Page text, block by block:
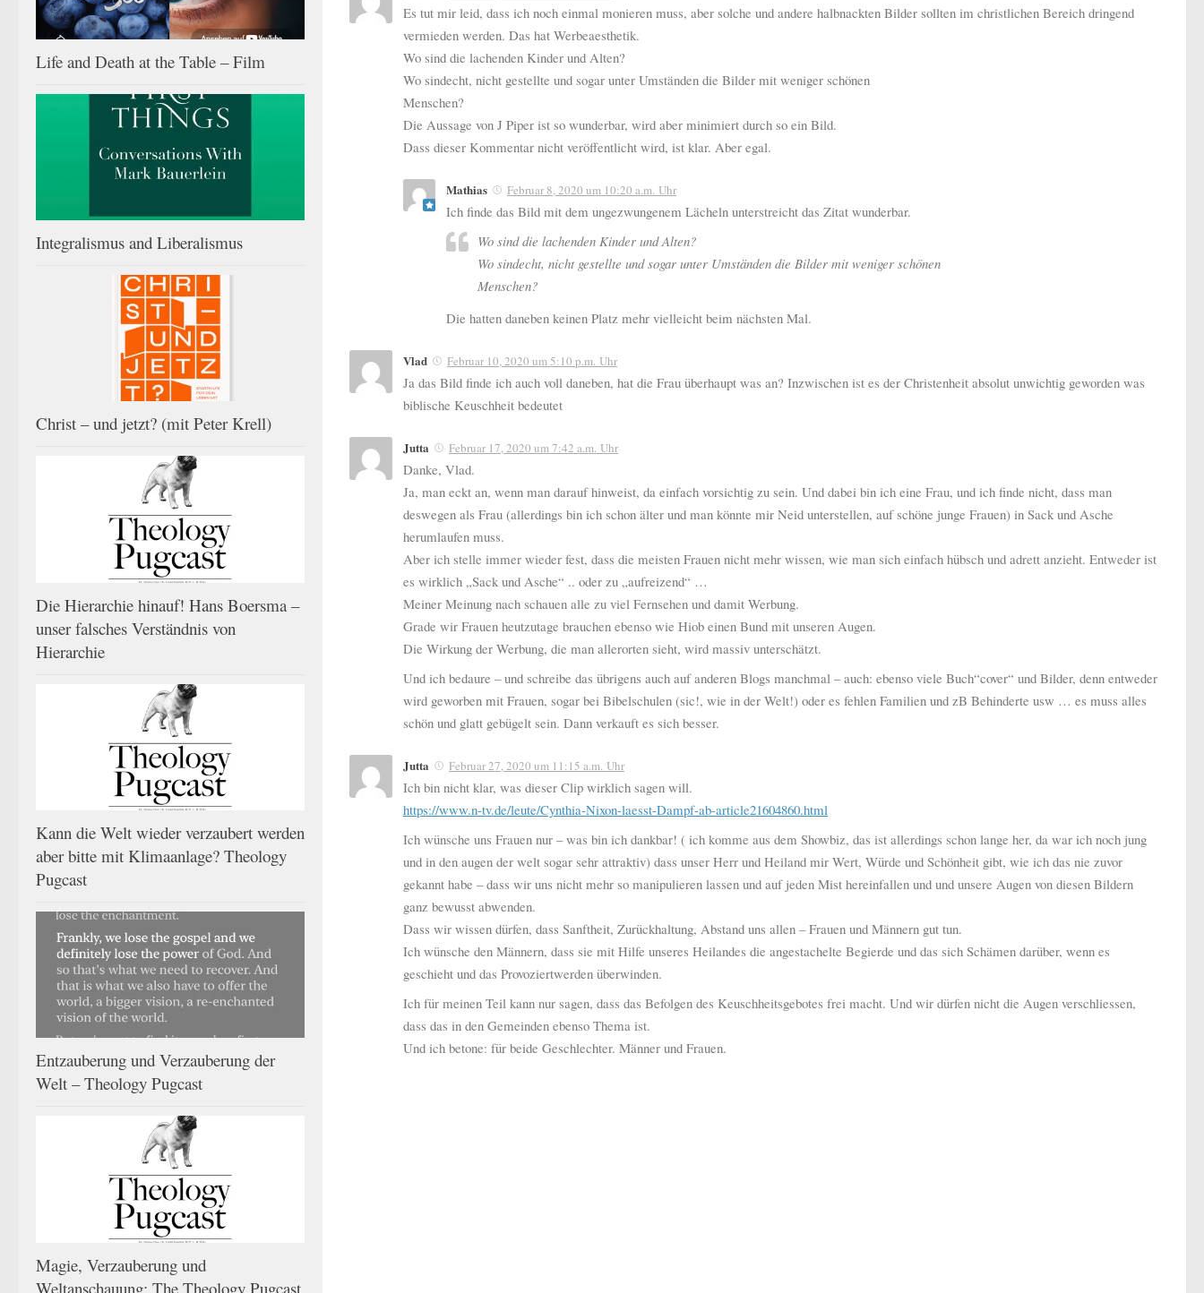
Es tut mir leid, dass ich noch einmal monieren muss, aber solche und andere halbnackten Bilder sollten im christlichen Bereich dringend
vermieden werden. Das hat Werbeaesthetik.
Wo sind die lachenden Kinder und Alten?
Wo sindecht, nicht gestellte und sogar unter Umständen die Bilder mit weniger schönen
Menschen?
Die Aussage von J Piper ist so wunderbar, wird aber minimiert durch so ein Bild.
Dass dieser Kommentar nicht veröffentlicht wird, ist klar. Aber egal.
Mathias Februar 8, 2020 um 10:20 a.m. Uhr
Ich finde das Bild mit dem ungezwungenem Lächeln unterstreicht das Zitat wunderbar.
Wo sind die lachenden Kinder und Alten?
Wo sindecht, nicht gestellte und sogar unter Umständen die Bilder mit weniger schönen
Menschen?
Die hatten daneben keinen Platz mehr vielleicht beim nächsten Mal.
Vlad Februar 10, 2020 um 5:10 p.m. Uhr
Ja das Bild finde ich auch voll daneben, hat die Frau überhaupt was an? Inzwischen ist es der Christenheit absolut unwichtig geworden was
biblische Keuschheit bedeutet
Jutta Februar 17, 2020 um 7:42 a.m. Uhr
Danke, Vlad.
Ja, man eckt an, wenn man darauf hinweist, da einfach vorsichtig zu sein. Und dabei bin ich eine Frau, und ich finde nicht, dass man
deswegen als Frau (allerdings bin ich schon älter und man könnte mir Neid unterstellen, auf schöne junge Frauen) in Sack und Asche
herumlaufen muss.
Aber ich stelle immer wieder fest, dass die meisten Frauen nicht mehr wissen, wie man sich einfach hübsch und adrett anzieht. Entweder ist
es wirklich „Sack und Asche“ .. oder zu „aufreizend“ …
Meiner Meinung nach schauen alle zu viel Fernsehen und damit Werbung.
Grade wir Frauen heutzutage brauchen ebenso wie Hiob einen Bund mit unseren Augen.
Die Wirkung der Werbung, die man allerorten sieht, wird massiv unterschätzt.
Und ich bedaure – und schreibe das übrigens auch auf anderen Blogs manchmal – auch: ebenso viele Buch“cover“ und Bilder, denn entweder
wird geworben mit Frauen, sogar bei Bibelschulen (sic!, wie in der Welt!) oder es fehlen Familien und zB Behinderte usw … es muss alles
schön und glatt gebügelt sein. Dann verkauft es sich besser.
Jutta Februar 27, 2020 um 11:15 a.m. Uhr
Ich bin nicht klar, was dieser Clip wirklich sagen will.
https://www.n-tv.de/leute/Cynthia-Nixon-laesst-Dampf-ab-article21604860.html
Ich wünsche uns Frauen nur – was bin ich dankbar! ( ich komme aus dem Showbiz, das ist allerdings schon lange her, da war ich noch jung
und in den augen der welt sogar sehr attraktiv) dass unser Herr und Heiland mir Wert, Würde und Schönheit gibt, wie ich das nie zuvor
gekannt habe – dass wir uns nicht mehr so manipulieren lassen und auf jeden Mist hereinfallen und und unsere Augen von diesen Bildern
ganz bewusst abwenden.
Dass wir wissen dürfen, dass Sanftheit, Zurückhaltung, Abstand uns allen – Frauen und Männern gut tun.
Ich wünsche den Männern, dass sie mit Hilfe unseres Heilandes die angestachelte Begierde und das sich Schämen darüber, wenn es
geschieht und das Provoziertwerden überwinden.
Ich für meinen Teil kann nur sagen, dass das Befolgen des Keuschheitsgebotes frei macht. Und wir dürfen nicht die Augen verschliessen,
dass das in den Gemeinden ebenso Thema ist.
Und ich betone: für beide Geschlechter. Männer und Frauen.
Life and Death at the Table – Film
Integralismus and Liberalismus
Christ – und jetzt? (mit Peter Krell)
Die Hierarchie hinauf! Hans Boersma –
unser falsches Verständnis von
Hierarchie
Kann die Welt wieder verzaubert werden
aber bitte mit Klimaanlage? Theology
Pugcast
Entzauberung und Verzauberung der
Welt – Theology Pugcast
Magie, Verzauberung und
Weltanschauung: The Theology Pugcast